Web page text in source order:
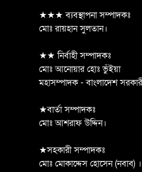
★★★ ব্যবস্থাপনা সম্পাদকঃ
মোঃ রায়হান সুলতান।
★★ নির্বাহী সম্পাদকঃ
মোঃ আনোয়ার হোঃ ভুঁইয়া
মহাসম্পাদক - বাংলাদেশ
★বার্তা সম্পাদকঃ
মোঃ আশরাফ উদ্দিন।
★সহকারী সম্পাদকঃ
মোঃ মোকাদ্দেস হোসেন (নবাব) ।